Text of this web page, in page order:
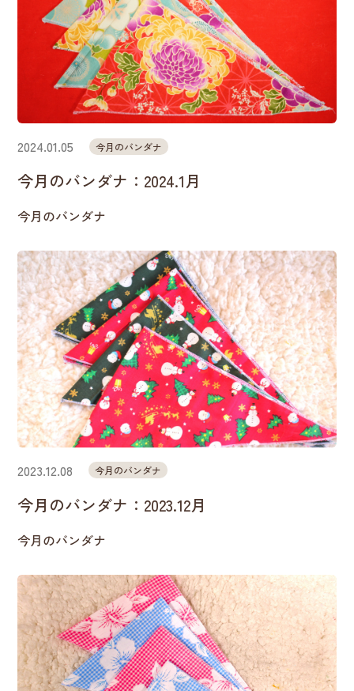
2024.01.05 今月のバンダナ
今月のバンダナ：2024.1月
今月のバンダナ
2023.12.08 今月のバンダナ
今月のバンダナ：2023.12月
今月のバンダナ